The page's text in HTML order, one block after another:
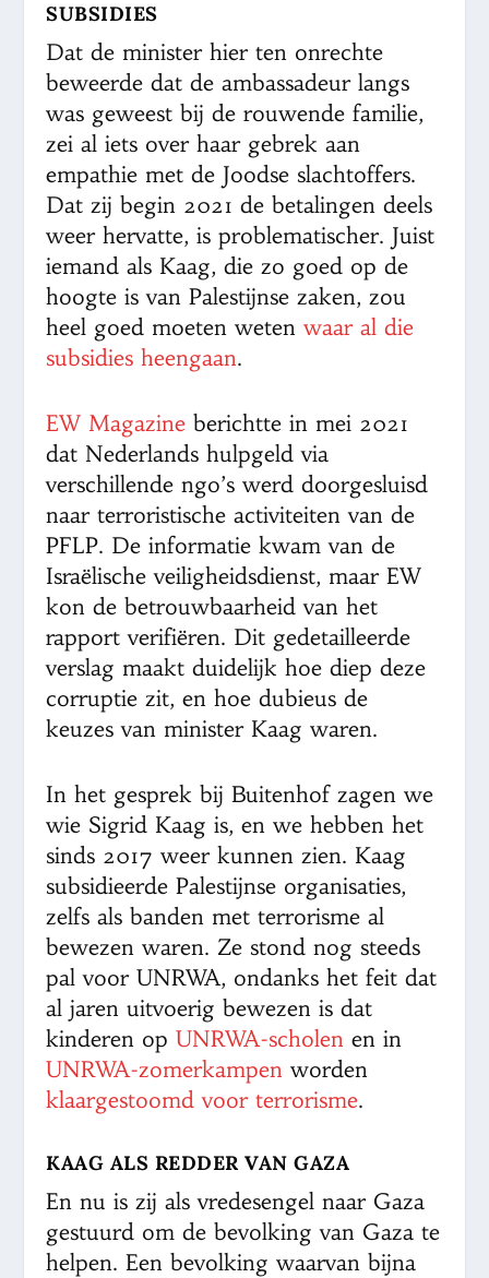
SUBSIDIES
Dat de minister hier ten onrechte
beweerde dat de ambassadeur langs
was geweest bij de rouwende familie,
zei al iets over haar gebrek aan
empathie met de Joodse slachtoffers.
Dat zij begin 2021 de betalingen deels
weer hervatte, is problematischer. Juist
iemand als Kaag, die zo goed op de
hoogte is van Palestijnse zaken, zou
heel goed moeten wetenwaar al die
subsidies heengaan.
EW Magazine berichtte in mei 2021
dat Nederlands hulpgeld via
verschillende ngo’s werd doorgesluisd
naar terroristische activiteiten van de
PFLP. De informatie kwam van de
Israëlische veiligheidsdienst, maar EW
kon de betrouwbaarheid van het
rapport verifiëren. Dit gedetailleerde
verslag maakt duidelijk hoe diep deze
corruptie zit, en hoe dubieus de
keuzes van minister Kaag waren.
In het gesprek bij Buitenhof zagen we
wie Sigrid Kaag is, en we hebben het
sinds 2017 weer kunnen zien. Kaag
subsidieerde Palestijnse organisaties,
zelfs als banden met terrorisme al
bewezen waren. Ze stond nog steeds
pal voor UNRWA, ondanks het feit dat
al jaren uitvoerig bewezen is dat
kinderen opUNRWA-scholen en in
UNRWA-zomerkampen worden
klaargestoomd voor terrorisme.
KAAG ALS REDDER VAN GAZA
En nu is zij als vredesengel naar Gaza
gestuurd om de bevolking van Gaza te
helpen. Een bevolking waarvan bijna